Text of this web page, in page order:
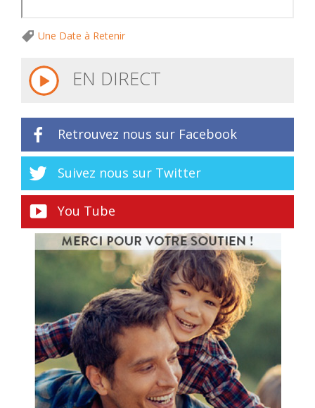
Une Date à Retenir
EN DIRECT
Retrouvez nous sur Facebook
Suivez nous sur Twitter
You Tube